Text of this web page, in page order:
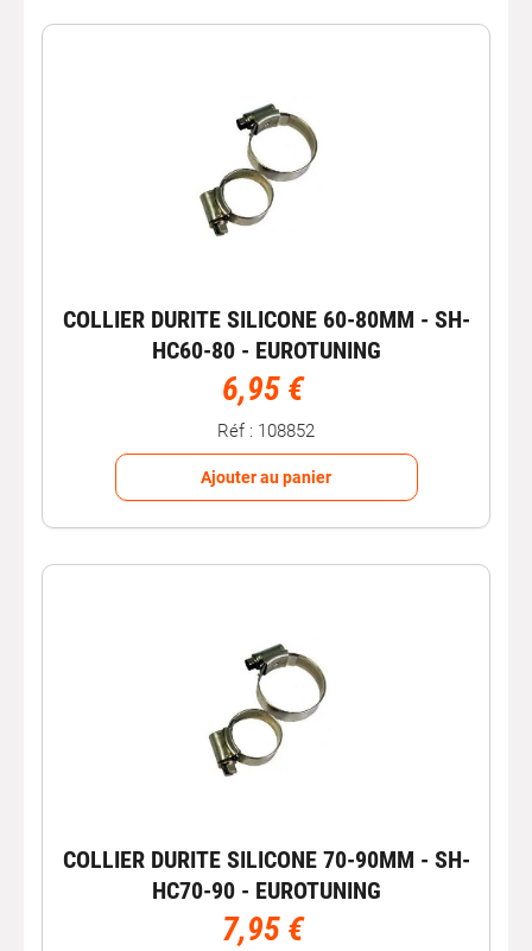
COLLIER DURITE SILICONE 60-80MM - SH-
HC60-80 - EUROTUNING
6,95 €
Réf : 108852
Ajouter au panier
COLLIER DURITE SILICONE 70-90MM - SH-
HC70-90 - EUROTUNING
7,95 €